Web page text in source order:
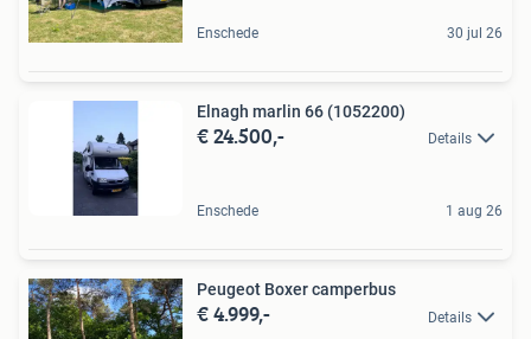
Enschede 30 jul 26
Elnagh marlin 66 (1052200)
€ 24.500,- Details
Enschede 1 aug 26
Peugeot Boxer camperbus
€ 4.999,- Details